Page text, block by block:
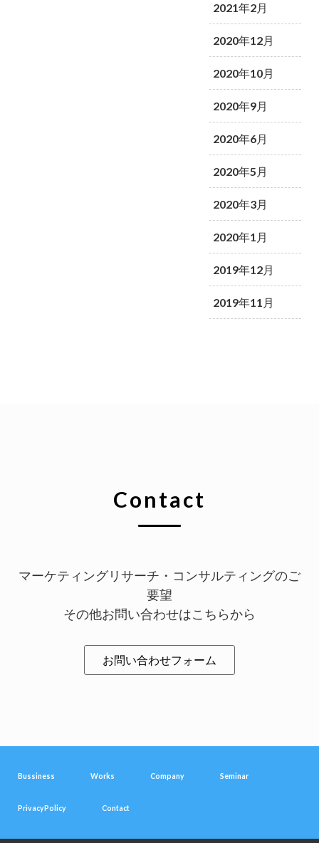
2021年2月
2020年12月
2020年10月
2020年9月
2020年6月
2020年5月
2020年3月
2020年1月
2019年12月
2019年11月
Contact
マーケティングリサーチ・コンサルティングのご
要望
その他お問い合わせはこちらから
お問い合わせフォーム
Bussiness Works Company Seminar
PrivacyPolicy Contact